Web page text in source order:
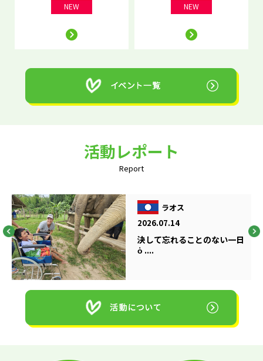
NEW
NEW
活動レポート
Report
ラオス
2026.07.14
決して忘れることのない一日
ὁ ....